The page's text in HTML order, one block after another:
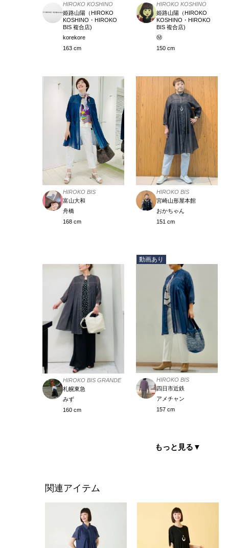
HIROKO KOSHINO
姫路山陽（HIROKO
KOSHINO・HIROKO
BIS 複合店)
korekore
163 cm
HIROKO KOSHINO
姫路山陽（HIROKO
KOSHINO・HIROKO
BIS 複合店)
Ⓜ️
150 cm
HIROKO BIS
富山大和
舟橋
168 cm
HIROKO BIS
宮崎山形屋本館
おかちゃん
151 cm
HIROKO BIS GRANDE
札幌東急
みず
160 cm
動画あり
HIROKO BIS
四日市近鉄
アメチャン
157 cm
もっと見る ▼
関連アイテム